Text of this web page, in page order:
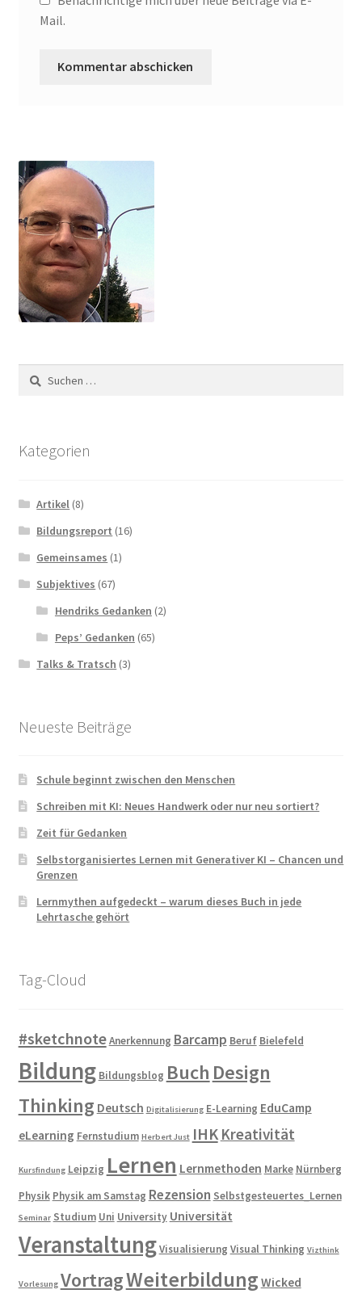
Mail.
Suchen
nach:
Kategorien
Artikel (8)
Bildungsreport (16)
Gemeinsames (1)
Subjektives (67)
Hendriks Gedanken (2)
Peps’ Gedanken (65)
Talks & Tratsch (3)
Neueste Beiträge
Schule beginnt zwischen den Menschen
Schreiben mit KI: Neues Handwerk oder nur neu sortiert?
Zeit für Gedanken
Selbstorganisiertes Lernen mit Generativer KI – Chancen und
Grenzen
Lernmythen aufgedeckt – warum dieses Buch in jede
Lehrtasche gehört
Tag-Cloud
#sketchnoteAnerkennung Barcamp Beruf Bielefeld
Bildung Bildungsblog Buch Design
Thinking Deutsch Digitalisierung E-Learning EduCamp
eLearning Fernstudium Herbert Just IHK Kreativität
Kursfindung Leipzig Lernen Lernmethoden Marke Nürnberg
Physik Physik am Samstag Rezension Selbstgesteuertes_Lernen
Seminar Studium Uni University Universität
VeranstaltungVisualisierung Visual Thinking Vizthink
Vorlesung VortragWeiterbildung Wicked